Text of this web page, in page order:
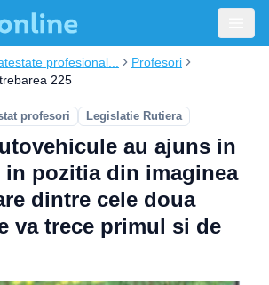
profesional...
Profesori
225
profesori Legislatie Rutiera
au ajuns in
in pozitia din imaginea
dintre cele doua
va trece primul si de